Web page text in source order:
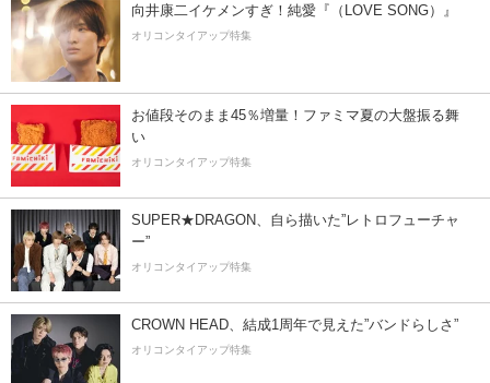
向井康二イケメンすぎ！純愛『（LOVE SONG）』
オリコンタイアップ特集
お値段そのまま45％増量！ファミマ夏の大盤振る舞
い
オリコンタイアップ特集
SUPER★DRAGON、自ら描いた”レトロフューチャ
ー”
オリコンタイアップ特集
CROWN HEAD、結成1周年で見えた”バンドらしさ”
オリコンタイアップ特集